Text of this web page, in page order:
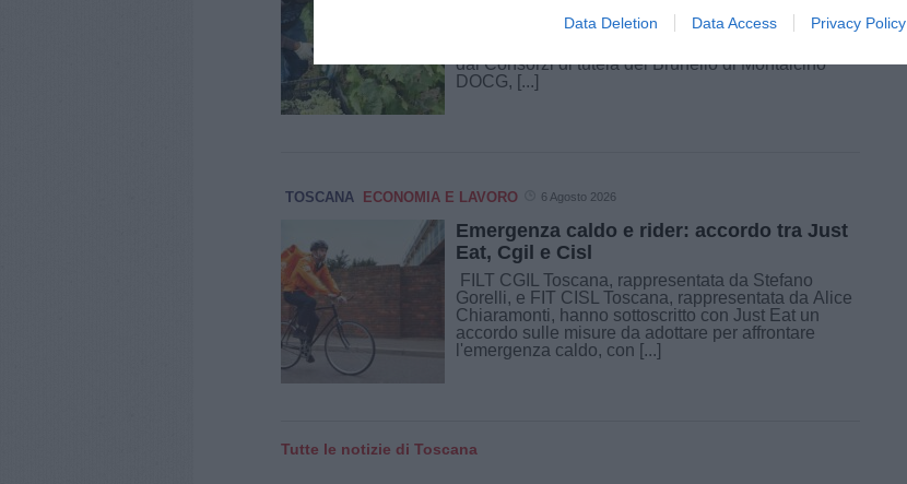
Data Deletion Data Access Privacy Policy
La Giunta regionale ha approvato le deliberazioni
riguardanti la riduzione delle rese produttive per la
dai Consorzi di tutela del Brunello di Montalcino
DOCG, [...]
TOSCANA ECONOMIA E LAVORO 6 Agosto 2026
Emergenza caldo e rider: accordo tra Just
Eat, Cgil e Cisl
FILT CGIL Toscana, rappresentata da Stefano
Gorelli, e FIT CISL Toscana, rappresentata da Alice
Chiaramonti, hanno sottoscritto con Just Eat un
accordo sulle misure da adottare per affrontare
l'emergenza caldo, con [...]
Tutte le notizie di Toscana